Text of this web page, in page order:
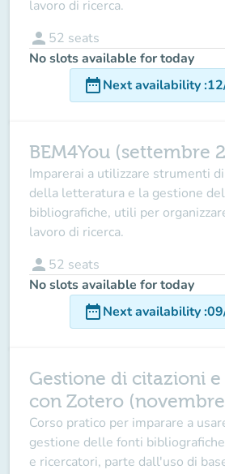
lavoro di ricerca.
person 52 seats
No slots available for today
date_rangeNext availability:
BEM4You (settembre
Imparerai a utilizzare strumenti di
della letteratura e la gestione
bibliografiche, utili per
lavoro di ricerca.
person 52 seats
No slots available for today
date_rangeNext availability:
Gestione di citazioni
con Zotero
Corso pratico per imparare a
gestione delle fonti
e ricercatori, parte dall'uso di